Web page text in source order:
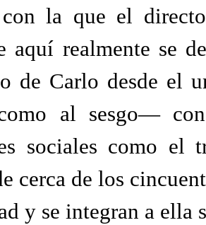
con la que el
aquí realmente se
de Carlo desde el
al sesgo—
sociales como
cerca de los
y se integran a ella